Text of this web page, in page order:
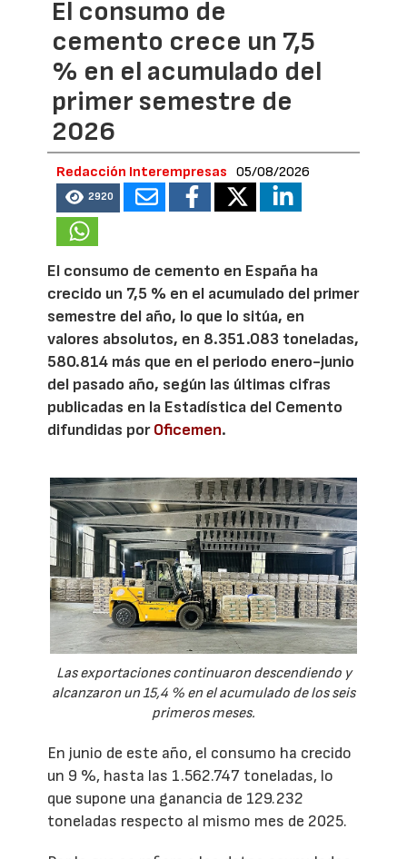
El consumo de
cemento crece un 7,5
% en el acumulado del
primer semestre de
2026
Redacción Interempresas 05/08/2026
2920
El consumo de cemento en España ha
crecido un 7,5 % en el acumulado del primer
semestre del año, lo que lo sitúa, en
valores absolutos, en 8.351.083 toneladas,
580.814 más que en el periodo enero-junio
del pasado año, según las últimas cifras
publicadas en la Estadística del Cemento
difundidas porOficemen.
Las exportaciones continuaron descendiendo y
alcanzaron un 15,4 % en el acumulado de los seis
primeros meses.
En junio de este año, el consumo ha crecido
un 9 %, hasta las 1.562.747 toneladas, lo
que supone una ganancia de 129.232
toneladas respecto al mismo mes de 2025.